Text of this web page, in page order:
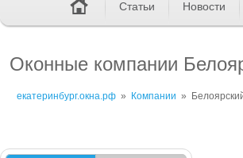
Оконные компании
екатеринбург.окна.рф » Компании »
Статьи Новости